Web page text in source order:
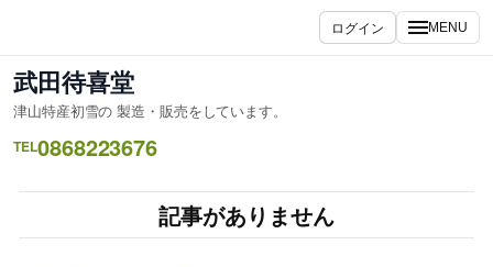
を
ス
キ
ッ
ログイン MENU
武田待喜堂
津山特産初雪の 製造・販売をしています。
TEL0868223676
記事がありません